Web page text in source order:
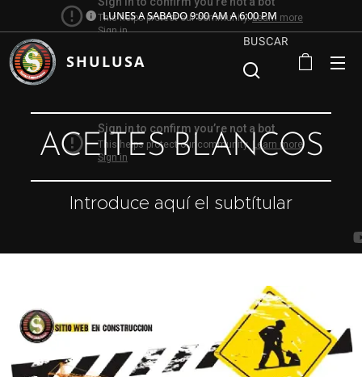
LUNES A SABADO 9:00 AM A 6:00 PM
SHULUSA
BUSCAR
ACEITES BLANCOS
Introduce aquí el subtítular